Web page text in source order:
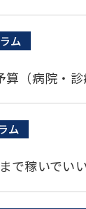
ム
（病院・診
ム
で稼いでい